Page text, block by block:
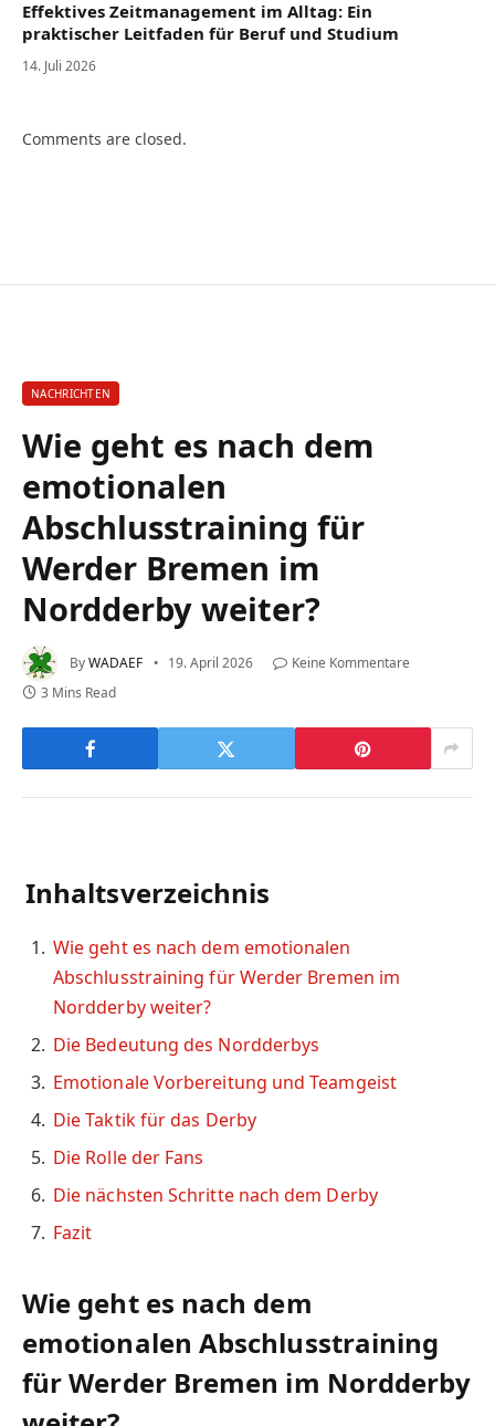
Effektives Zeitmanagement im Alltag: Ein
praktischer Leitfaden für Beruf und Studium
14. Juli 2026
Comments are closed.
NACHRICHTEN
Wie geht es nach dem
emotionalen
Abschlusstraining für
Werder Bremen im
Nordderby weiter?
ByWADAEF 19. April 2026
Keine Kommentare
3 Mins Read
Inhaltsverzeichnis
Wie geht es nach dem emotionalen
Abschlusstraining für Werder Bremen im
Nordderby weiter?
Die Bedeutung des Nordderbys
Emotionale Vorbereitung und Teamgeist
Die Taktik für das Derby
Die Rolle der Fans
Die nächsten Schritte nach dem Derby
Fazit
Wie geht es nach dem
emotionalen Abschlusstraining
für Werder Bremen im Nordderby